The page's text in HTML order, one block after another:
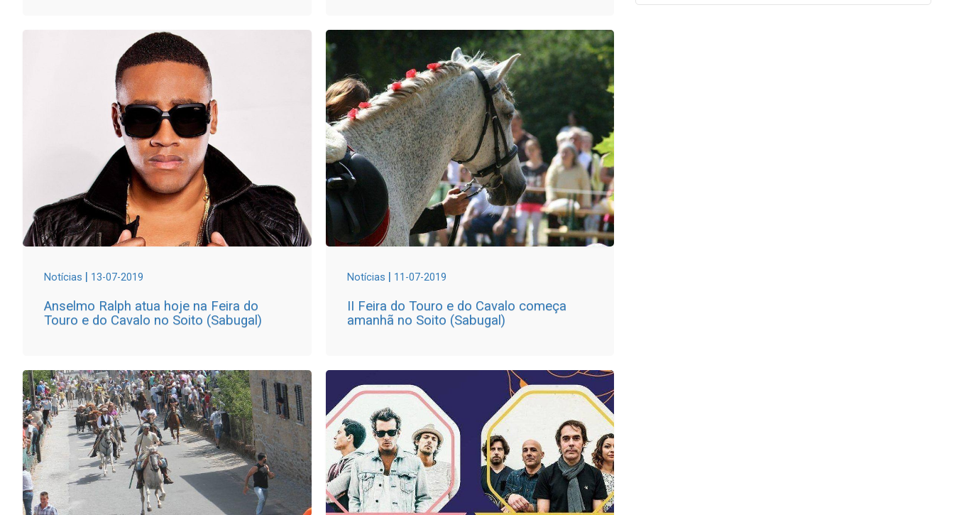
Notícias | 13-07-2019
Anselmo Ralph atua hoje na Feira do
Touro e do Cavalo no Soito (Sabugal)
Notícias | 11-07-2019
II Feira do Touro e do Cavalo começa
amanhã no Soito (Sabugal)